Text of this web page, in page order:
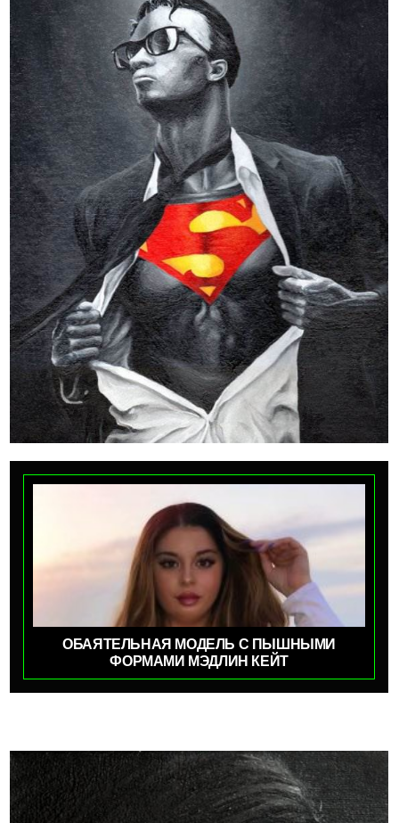
ОБАЯТЕЛЬНАЯ МОДЕЛЬ С ПЫШНЫМИ
ФОРМАМИ МЭДЛИН КЕЙТ